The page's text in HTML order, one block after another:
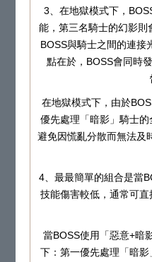
3、在地獄模式下，
能，第三名騎士的幻影
BOSS與騎士之間的連接
點在於，BOSS會同時
在地獄模式下，由於
優先處理「暗影」騎士
避免因慌亂分散而無法及
4、最最簡單的組合是當
技能傷害較低，通常可
當BOSS使用「惡意+暗
下：第一優先處理「暗